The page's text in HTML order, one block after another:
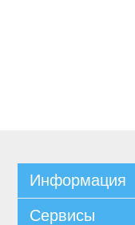
Информация
Сервисы